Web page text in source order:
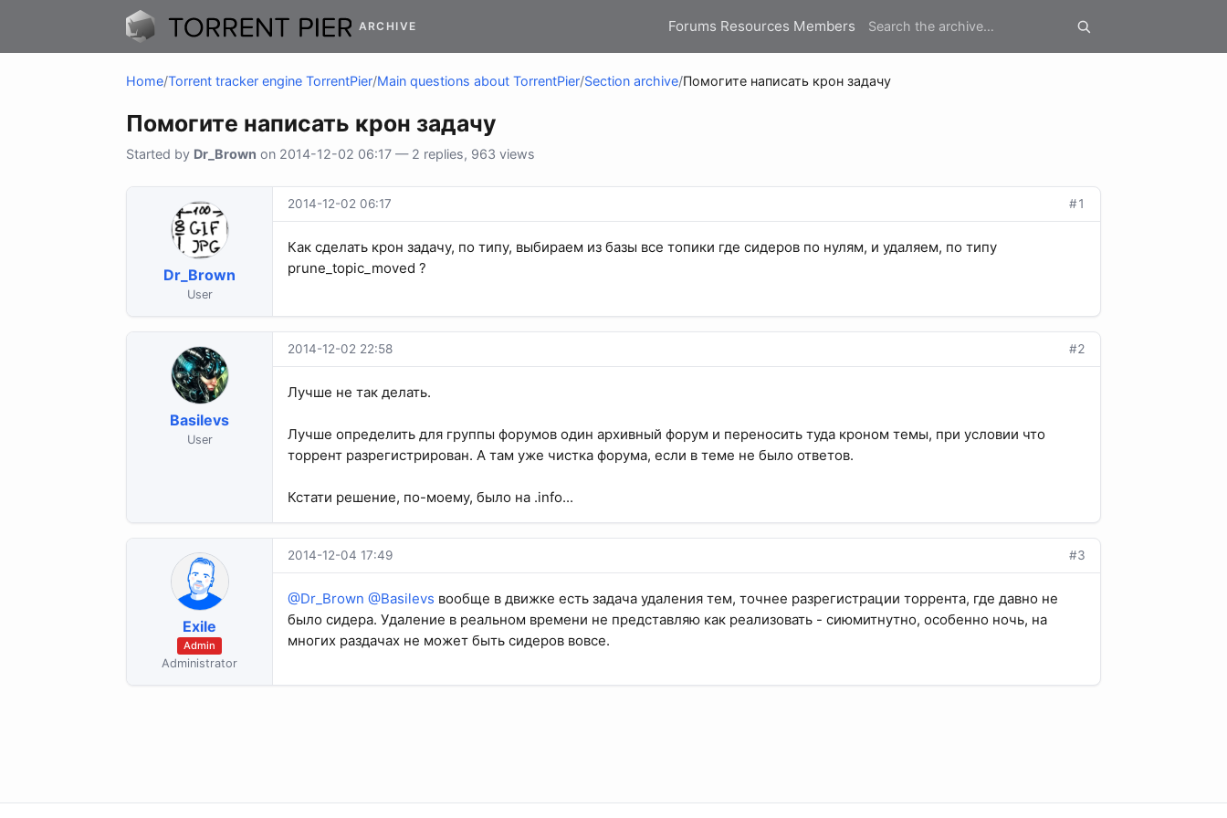
ARCHIVE Forums Resources Members
Home/Torrent tracker engine TorrentPier/Main questions about TorrentPier/Section archive/Помогите написать крон задачу
Помогите написать крон задачу
Started by Dr_Brown on 2014-12-02 06:17 — 2 replies, 963 views
Dr_Brown
User
2014-12-02 06:17 #1
Как сделать крон задачу, по типу, выбираем из базы все топики где сидеров по нулям, и удаляем, по типу
prune_topic_moved ?
Basilevs
User
2014-12-02 22:58 #2
Лучше не так делать.
Лучше определить для группы форумов один архивный форум и переносить туда кроном темы, при условии что
торрент разрегистрирован. А там уже чистка форума, если в теме не было ответов.
Кстати решение, по-моему, было на .info...
Exile
Admin
Administrator
2014-12-04 17:49 #3
@Dr_Brown @Basilevs вообще в движке есть задача удаления тем, точнее разрегистрации торрента, где давно не
было сидера. Удаление в реальном времени не представляю как реализовать - сиюмитнутно, особенно ночь, на
многих раздачах не может быть сидеров вовсе.